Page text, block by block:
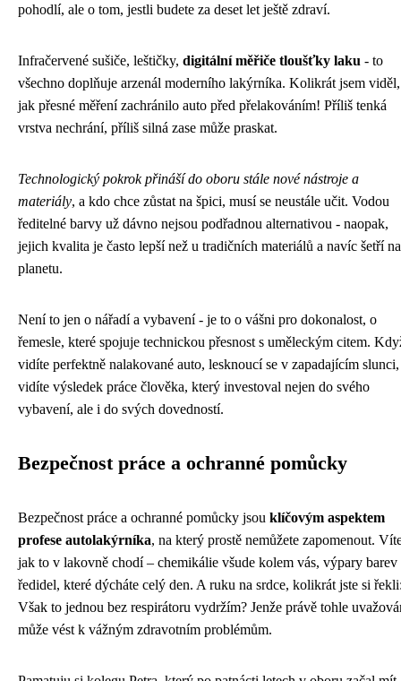
pohodlí, ale o tom, jestli budete za deset let ještě zdraví.
Infračervené sušiče, leštičky, digitální měřiče tloušťky laku - to
všechno doplňuje arzenál moderního lakýrníka. Kolikrát jsem viděl,
jak přesné měření zachránilo auto před přelakováním! Příliš tenká
vrstva nechrání, příliš silná zase může praskat.
Technologický pokrok přináší do oboru stále nové nástroje a
materiály, a kdo chce zůstat na špici, musí se neustále učit. Vodou
ředitelné barvy už dávno nejsou podřadnou alternativou - naopak,
jejich kvalita je často lepší než u tradičních materiálů a navíc šetří
planetu.
Není to jen o nářadí a vybavení - je to o vášni pro dokonalost, o
řemesle, které spojuje technickou přesnost s uměleckým citem.
vidíte perfektně nalakované auto, lesknoucí se v zapadajícím slunci,
vidíte výsledek práce člověka, který investoval nejen do svého
vybavení, ale i do svých dovedností.
Bezpečnost práce a ochranné pomůcky
Bezpečnost práce a ochranné pomůcky jsou klíčovým aspektem
profese autolakýrníka, na který prostě nemůžete zapomenout.
jak to v lakovně chodí – chemikálie všude kolem vás, výpary barev
ředidel, které dýcháte celý den. A ruku na srdce, kolikrát jste si
Však to jednou bez respirátoru vydržím? Jenže právě tohle
může vést k vážným zdravotním problémům.